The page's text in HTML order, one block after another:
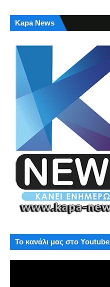
Kapa News
Το κανάλι μας στο Youtube